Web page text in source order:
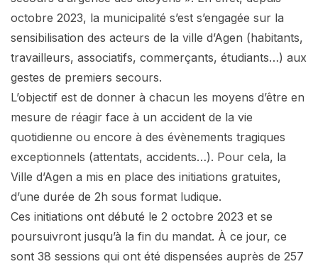
octobre 2023, la municipalité s’est s’engagée sur la
sensibilisation des acteurs de la ville d’Agen (habitants,
travailleurs, associatifs, commerçants, étudiants…) aux
gestes de premiers secours.
L’objectif est de donner à chacun les moyens d’être en
mesure de réagir face à un accident de la vie
quotidienne ou encore à des évènements tragiques
exceptionnels (attentats, accidents…). Pour cela, la
Ville d’Agen a mis en place des initiations gratuites,
d’une durée de 2h sous format ludique.
Ces initiations ont débuté le 2 octobre 2023 et se
poursuivront jusqu’à la fin du mandat. À ce jour, ce
sont 38 sessions qui ont été dispensées auprès de 257